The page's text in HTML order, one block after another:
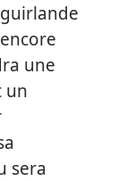
une
un
sera